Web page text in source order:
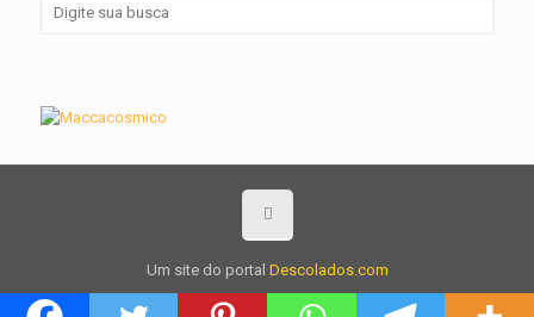
Um site do portal Descolados.com